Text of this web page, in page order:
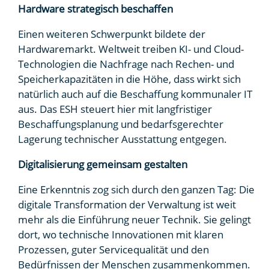
Hardware strategisch beschaffen
Einen weiteren Schwerpunkt bildete der
Hardwaremarkt. Weltweit treiben KI- und Cloud-
Technologien die Nachfrage nach Rechen- und
Speicherkapazitäten in die Höhe, dass wirkt sich
natürlich auch auf die Beschaffung kommunaler IT
aus. Das ESH steuert hier mit langfristiger
Beschaffungsplanung und bedarfsgerechter
Lagerung technischer Ausstattung entgegen.
Digitalisierung gemeinsam gestalten
Eine Erkenntnis zog sich durch den ganzen Tag: Die
digitale Transformation der Verwaltung ist weit
mehr als die Einführung neuer Technik. Sie gelingt
dort, wo technische Innovationen mit klaren
Prozessen, guter Servicequalität und den
Bedürfnissen der Menschen zusammenkommen.